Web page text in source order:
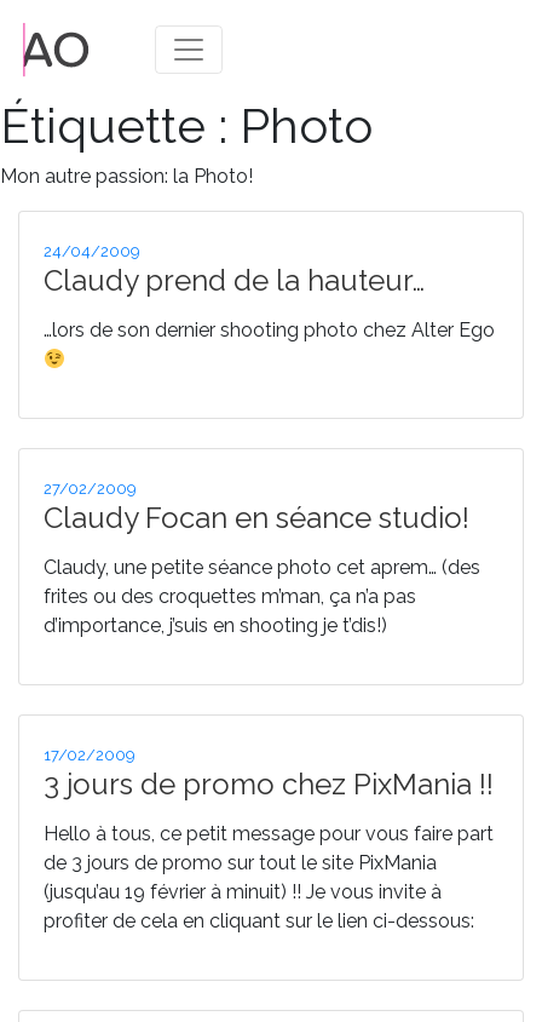
Étiquette : Photo
Mon autre passion: la Photo!
Publié
le
24/04/2009
Claudy prend de la hauteur…
…lors de son dernier shooting photo chez Alter Ego
Publié
le
27/02/2009
Claudy Focan en séance studio!
Claudy, une petite séance photo cet aprem… (des
frites ou des croquettes m’man, ça n’a pas
d’importance, j’suis en shooting je t’dis!)
Publié
le
17/02/2009
3 jours de promo chez PixMania !!
Hello à tous, ce petit message pour vous faire part
de 3 jours de promo sur tout le site PixMania
(jusqu’au 19 février à minuit) !! Je vous invite à
profiter de cela en cliquant sur le lien ci-dessous: